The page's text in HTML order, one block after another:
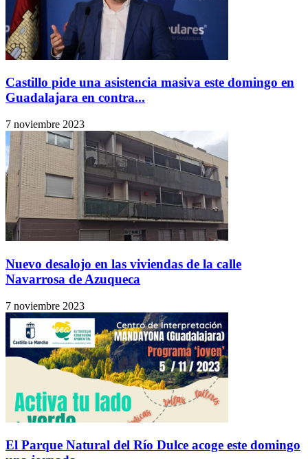
Castillo pide una asistencia masiva este domingo en
Guadalajara en contra...
7 noviembre 2023
Nuevo desalojo en las viviendas de la calle
Navarrosa de Azuqueca
7 noviembre 2023
El Parque Natural del Río Dulce acoge este domingo